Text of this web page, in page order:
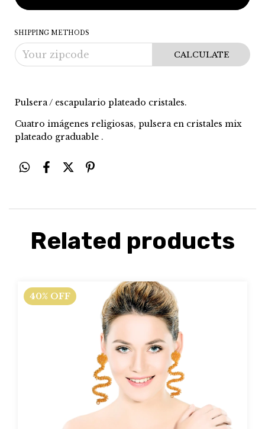
SHIPPING METHODS
CALCULATE
Pulsera / escapulario plateado cristales.
Cuatro imágenes religiosas, pulsera en cristales mix
plateado graduable .
Related products
40% OFF